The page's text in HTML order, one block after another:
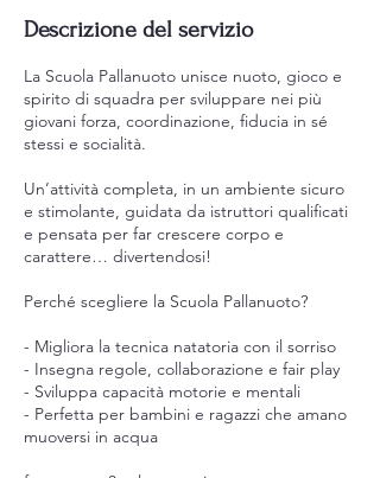
Descrizione del servizio
La Scuola Pallanuoto unisce nuoto, gioco e
spirito di squadra per sviluppare nei più
giovani forza, coordinazione, fiducia in sé
stessi e socialità.
Un’attività completa, in un ambiente sicuro
e stimolante, guidata da istruttori qualificati
e pensata per far crescere corpo e
carattere… divertendosi!
Perché scegliere la Scuola Pallanuoto?
- Migliora la tecnica natatoria con il sorriso
- Insegna regole, collaborazione e fair play
- Sviluppa capacità motorie e mentali
- Perfetta per bambini e ragazzi che amano
muoversi in acqua